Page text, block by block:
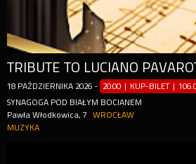
18 PAŹDZIERNIKA 2026 - 20:00 | KUP-BILET |
SYNAGOGA POD BIAŁYM BOCIANEM
Pawła Włodkowica, 7
WROCŁAW
MUZYKA